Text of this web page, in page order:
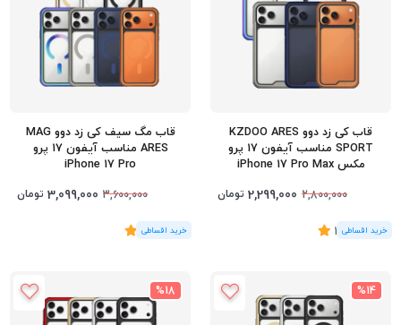
قاب کی زد دوو KZDOO ARES
SPORT مناسب آیفون 17 پرو
مکس iPhone 17 Pro Max
2,800,000
2,299,000 تومان
(5 رای)
4.6
قاب مگ سیف کی زد دوو MAG
ARES مناسب آیفون 17 پرو
iPhone 17 Pro
3,600,000
3,099,000 تومان
(3 رای)
5
%14
%18